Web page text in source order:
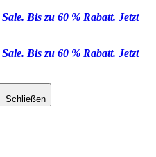
Bis zu 60 % Rabatt. Jetzt
Bis zu 60 % Rabatt. Jetzt
Schließen